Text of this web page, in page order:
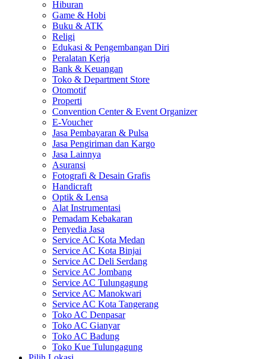
Hiburan
Game & Hobi
Buku & ATK
Religi
Edukasi & Pengembangan Diri
Peralatan Kerja
Bank & Keuangan
Toko & Department Store
Otomotif
Properti
Convention Center & Event Organizer
E-Voucher
Jasa Pembayaran & Pulsa
Jasa Pengiriman dan Kargo
Jasa Lainnya
Asuransi
Fotografi & Desain Grafis
Handicraft
Optik & Lensa
Alat Instrumentasi
Pemadam Kebakaran
Penyedia Jasa
Service AC Kota Medan
Service AC Kota Binjai
Service AC Deli Serdang
Service AC Jombang
Service AC Tulungagung
Service AC Manokwari
Service AC Kota Tangerang
Toko AC Denpasar
Toko AC Gianyar
Toko AC Badung
Toko Kue Tulungagung